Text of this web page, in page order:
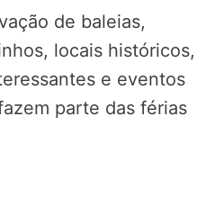
de baleias,
locais históricos,
e eventos
parte das férias